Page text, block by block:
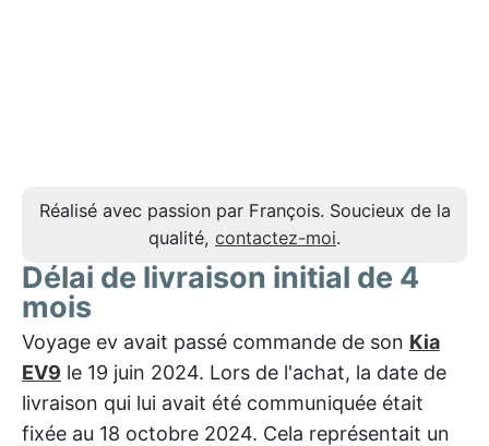
Réalisé avec passion par François. Soucieux de la
qualité, contactez-moi.
Délai de livraison initial de 4
mois
Voyage ev avait passé commande de son Kia
EV9 le 19 juin 2024. Lors de l'achat, la date de
livraison qui lui avait été communiquée était
fixée au 18 octobre 2024. Cela représentait un